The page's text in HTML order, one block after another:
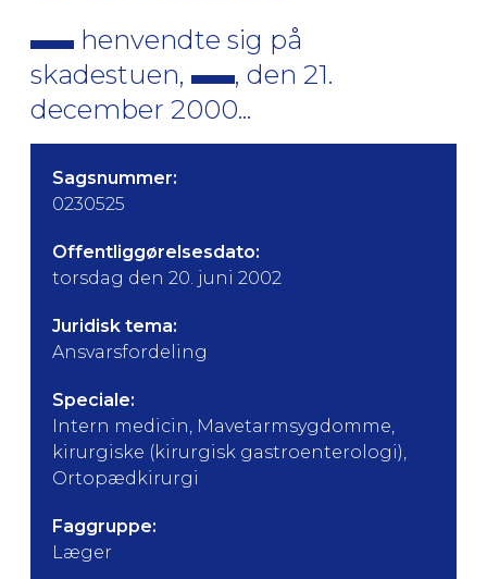
henvendte sig på
skadestuen,
, den 21.
december 2000...
Sagsnummer:
0230525
Offentliggørelsesdato:
torsdag den 20. juni 2002
Juridisk tema:
Ansvarsfordeling
Speciale:
Intern medicin, Mavetarmsygdomme,
kirurgiske (kirurgisk gastroenterologi),
Ortopædkirurgi
Faggruppe:
Læger